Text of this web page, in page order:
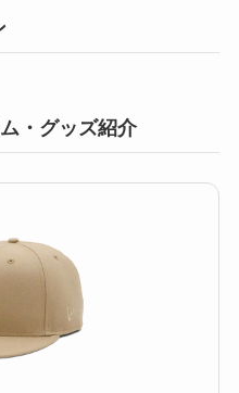
・グッズ紹介